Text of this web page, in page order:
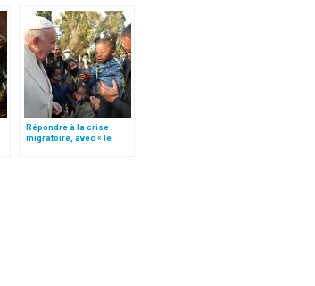
Répondre à la crise
migratoire, avec « le